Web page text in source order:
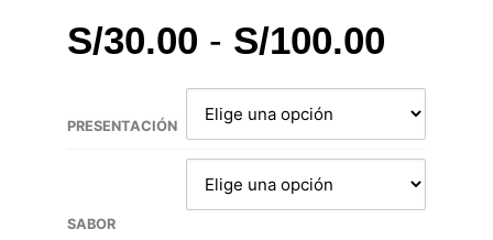
S/30.00 - S/100.00
de
desde
S/
PRESENTACIÓN
SABOR